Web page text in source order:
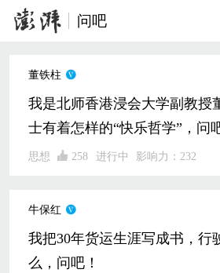
问吧
董铁柱
我是北师香港浸会大学副教授
士有着怎样的“快乐哲学”，问
思想 258 进行中 影响力： 232
牛保红
我把30年货运生涯写成书，行
么，问吧！